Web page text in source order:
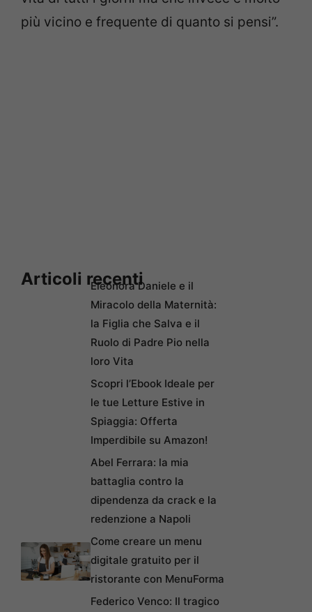
più vicino e frequente di quanto si pensi”.
Articoli recentiEleonora Daniele e il
Miracolo della Maternità:
la Figlia che Salva e il
Ruolo di Padre Pio nella
loro Vita
Scopri l’Ebook Ideale per
le tue Letture Estive in
Spiaggia: Offerta
Imperdibile su Amazon!
Abel Ferrara: la mia
battaglia contro la
dipendenza da crack e la
redenzione a Napoli
Come creare un menu
digitale gratuito per il
ristorante con MenuForma
Federico Venco: Il tragico